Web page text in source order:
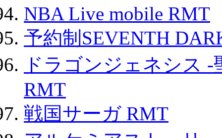
NBA Live mobile RMT
予約制SEVENTH
ドラゴンジェネシス
RMT
戦国サーガ RMT